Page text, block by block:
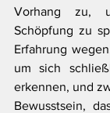
Vorhang zu,
Schöpfung zu
Erfahrung
um sich
erkennen, und
Bewusstsein,